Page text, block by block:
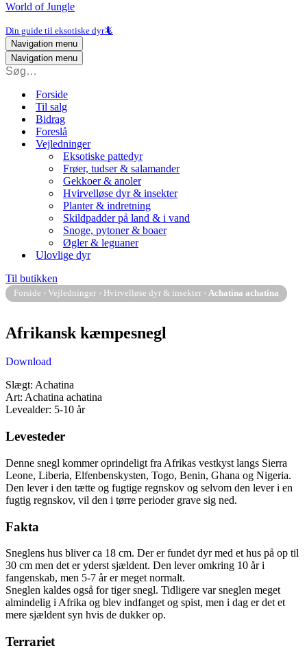
World of Jungle
Din guide til eksotiske dyr🦎
Navigation menu
Navigation menu
Forside
Til salg
Bidrag
Foreslå
Vejledninger
Eksotiske pattedyr
Frøer, tudser & salamander
Gekkoer & anoler
Hvirvelløse dyr & insekter
Planter & indretning
Skildpadder på land & i vand
Snoge, pytoner & boaer
Øgler & leguaner
Ulovlige dyr
Til butikken
Forside › Vejledninger › Hvirvelløse dyr & insekter › Achatina achatina
Afrikansk kæmpesnegl
Download
Slægt: Achatina
Art: Achatina achatina
Levealder: 5-10 år
Levesteder
Denne snegl kommer oprindeligt fra Afrikas vestkyst langs Sierra
Leone, Liberia, Elfenbenskysten, Togo, Benin, Ghana og Nigeria.
Den lever i den tætte og fugtige regnskov og selvom den lever i en
fugtig regnskov, vil den i tørre perioder grave sig ned.
Fakta
Sneglens hus bliver ca 18 cm. Der er fundet dyr med et hus på op til
30 cm men det er yderst sjældent. Den lever omkring 10 år i
fangenskab, men 5-7 år er meget normalt.
Sneglen kaldes også for tiger snegl. Tidligere var sneglen meget
almindelig i Afrika og blev indfanget og spist, men i dag er det et
mere sjældent syn hvis de dukker op.
Terrariet